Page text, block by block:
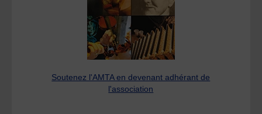
Soutenez l'AMTA en devenant adhérant de
l'association